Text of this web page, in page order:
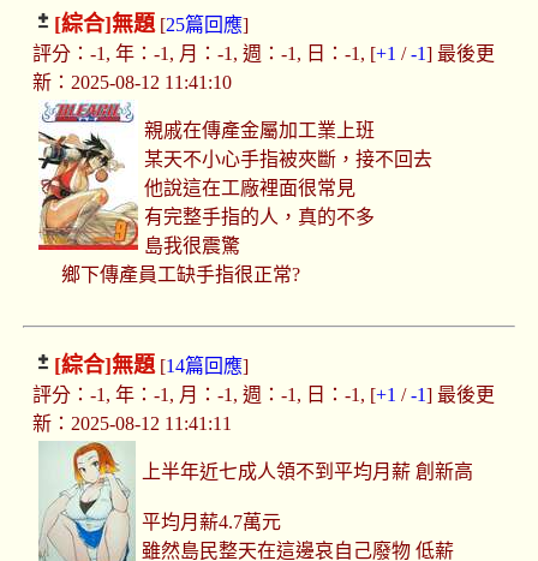
[綜合]無題[25篇回應]
評分：-1, 年：-1, 月：-1, 週：-1, 日：-1, [+1 /-1] 最後更
新：2025-08-12 11:41:10
親戚在傳產金屬加工業上班
某天不小心手指被夾斷，接不回去
他說這在工廠裡面很常見
有完整手指的人，真的不多
島我很震驚
鄉下傳產員工缺手指很正常?
[綜合]無題[14篇回應]
評分：-1, 年：-1, 月：-1, 週：-1, 日：-1, [+1 /-1] 最後更
新：2025-08-12 11:41:11
上半年近七成人領不到平均月薪 創新高
平均月薪4.7萬元
雖然島民整天在這邊哀自己廢物 低薪